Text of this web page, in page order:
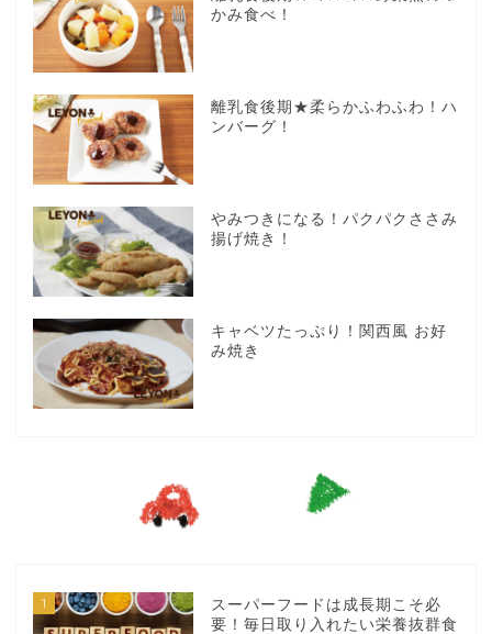
かみ食べ！
離乳食後期★柔らかふわふわ！ハ
ンバーグ！
やみつきになる！パクパクささみ
揚げ焼き！
キャベツたっぷり！関西風 お好
み焼き
1
スーパーフードは成長期こそ必
要！毎日取り入れたい栄養抜群食